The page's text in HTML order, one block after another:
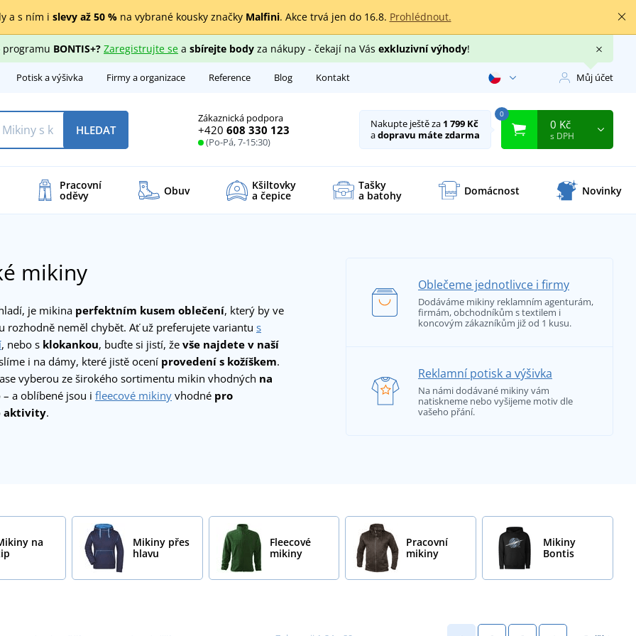
a s ním i slevy až 50 %na vybrané kousky značky Malfini. Akce trvá jen do 16.8. Prohlédnout.
programu BONTIS+? Zaregistrujte sea sbírejte bodyza nákupy - čekají na Vás exkluzivní výhody!
Potisk a výšivka Firmy a organizace Reference Blog Kontakt Můj účet
Zákaznická podpora
+420 608 330 123
(Po-Pá, 7-15:30)
HLEDAT Nakupte ještě za 1 799 Kč
adopravu máte zdarma
0
0 Kč
s DPH
Pracovní
oděvy Obuv Kšiltovky
a čepice
Tašky
a batohy Domácnost Novinky
mikiny
je mikina perfektním kusem oblečení, který by ve
rozhodně neměl chybět. Ať už preferujete variantu s
, nebo s klokankou, buďte si jistí, že vše najdete v naší
i na dámy, které jistě ocení provedení s kožíškem.
vyberou ze širokého sortimentu mikin vhodných na
– a oblíbené jsou i fleecové mikiny vhodné pro
aktivity.
Oblečeme jednotlivce i firmy
Dodáváme mikiny reklamním agenturám,
firmám, obchodníkům s textilem i
koncovým zákazníkům již od 1 kusu.
Reklamní potisk a výšivka
Na námi dodávané mikiny vám
natiskneme nebo vyšijeme motiv dle
vašeho přání.
na
Mikiny přes
hlavu
Fleecové
mikiny
Pracovní
mikiny
Mikiny
Bontis